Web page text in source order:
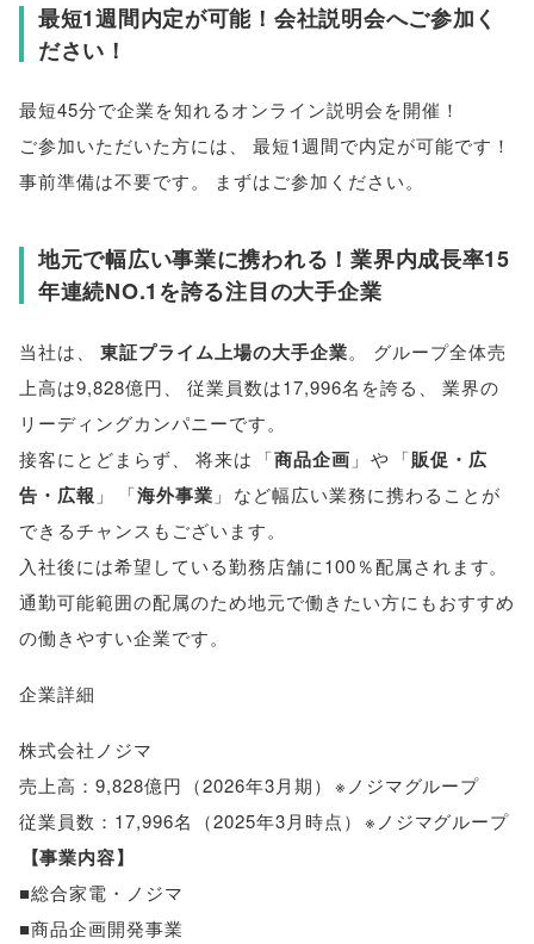
最短1週間内定が可能！会社説明会へご参加く
ださい！
最短45分で企業を知れるオンライン説明会を開催！
ご参加いただいた方には
最短1週間で内定が可能です！
事前準備は不要です。 まずはご参加ください。
地元で幅広い事業に携われる！業界内成長率15
年連続NO.1を誇る注目の大手企業
当社は 東証プライム上場の大手企業。
グループ全体売
上高は9,828億円
従業員数は17,996名を誇る
業界の
リーディングカンパニーです。
接客にとどまらず
将来は 「商品企画 」 や 「販促・広
告・広報 」 「海外事業 」 など幅広い業務に携わることが
できるチャンスもございます。
入社後には希望している勤務店舗に100％配属されます。
通勤可能範囲の配属のため地元で働きたい方にもおすすめ
の働きやすい企業です。
企業詳細
株式会社ノジマ
売上高：9,828億円 （2026年3月期） ※ノジマグループ
従業員数：17,996名
（2025年3月時点） ※ノジマグループ
【事業内容】
■総合家電・ノジマ
■商品企画開発事業